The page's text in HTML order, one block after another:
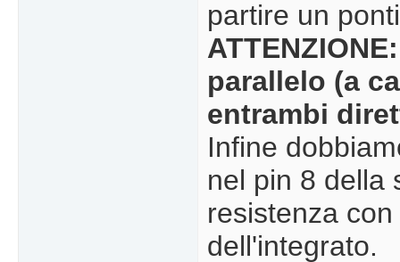
partire un
parallelo (a
entrambi
Infine
nel pin 8 della
resistenza
dell'integrato.